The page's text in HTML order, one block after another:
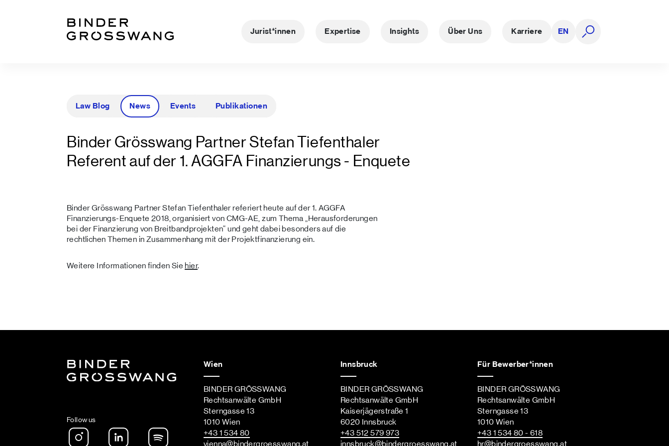
Jurist*innen Expertise Insights Über Uns Karriere EN
Law Blog News Events Publikationen
Binder Grösswang Partner Stefan Tiefenthaler
Referent auf der 1. AGGFA Finanzierungs - Enquete
Binder Grösswang Partner Stefan Tiefenthaler referiert heute auf der 1. AGGFA
Finanzierungs-Enquete 2018, organisiert von CMG-AE, zum Thema „Herausforderungen
bei der Finanzierung von Breitbandprojekten“ und geht dabei besonders auf die
rechtlichen Themen in Zusammenhang mit der Projektfinanzierung ein.
Weitere Informationen finden Sie hier.
Follow us
Instagram LinkedIn Spotify Podcast
Wien
BINDER GRÖSSWANG
Rechtsanwälte GmbH
Sterngasse 13
1010 Wien
+43 1 534 80
vienna@bindergroesswang.at
Innsbruck
BINDER GRÖSSWANG
Rechtsanwälte GmbH
Kaiserjägerstraße 1
6020 Innsbruck
+43 512 579 973
innsbruck@bindergroesswang.at
Für Bewerber*innen
BINDER GRÖSSWANG
Rechtsanwälte GmbH
Sterngasse 13
1010 Wien
+43 1 534 80 - 618
hr@bindergroesswang.at